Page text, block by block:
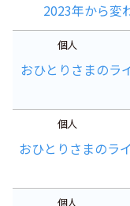
2023年から変
個人
おひとりさまのラ
個人
おひとりさまのラ
個人